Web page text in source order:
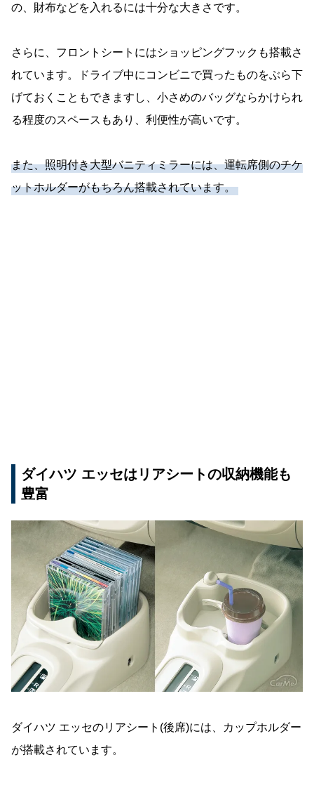
の、財布などを入れるには十分な大きさです。
さらに、フロントシートにはショッピングフックも搭載さ
れています。ドライブ中にコンビニで買ったものをぶら下
げておくこともできますし、小さめのバッグならかけられ
る程度のスペースもあり、利便性が高いです。
また、照明付き大型バニティミラーには、運転席側のチケ
ットホルダーがもちろん搭載されています。
ダイハツ エッセはリアシートの収納機能も
豊富
ダイハツ エッセのリアシート(後席)には、カップホルダー
が搭載されています。